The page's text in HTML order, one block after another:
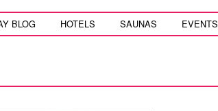
BLOG HOTELS SAUNAS EVENTS